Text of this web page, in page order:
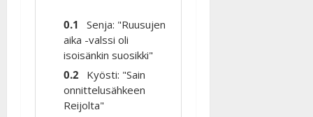
Senja: "Ruusujen
aika -valssi oli
isoisänkin suosikki"
Kyösti: "Sain
onnittelusähkeen
Reijolta"